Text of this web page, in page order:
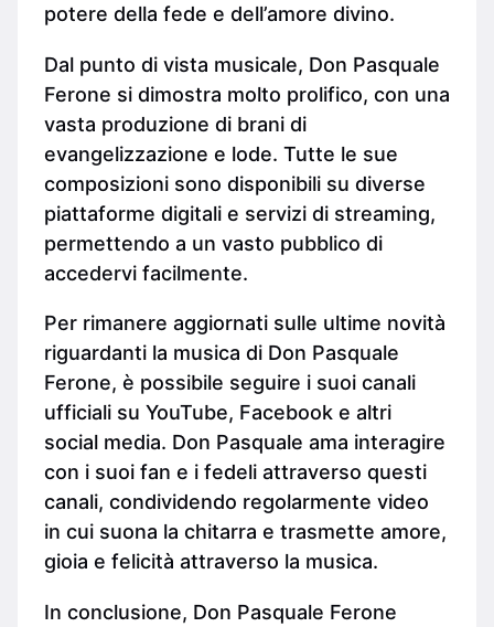
potere della fede e dell’amore divino.
Dal punto di vista musicale, Don Pasquale
Ferone si dimostra molto prolifico, con una
vasta produzione di brani di
evangelizzazione e lode. Tutte le sue
composizioni sono disponibili su diverse
piattaforme digitali e servizi di streaming,
permettendo a un vasto pubblico di
accedervi facilmente.
Per rimanere aggiornati sulle ultime novità
riguardanti la musica di Don Pasquale
Ferone, è possibile seguire i suoi canali
ufficiali su YouTube, Facebook e altri
social media. Don Pasquale ama interagire
con i suoi fan e i fedeli attraverso questi
canali, condividendo regolarmente video
in cui suona la chitarra e trasmette amore,
gioia e felicità attraverso la musica.
In conclusione, Don Pasquale Ferone